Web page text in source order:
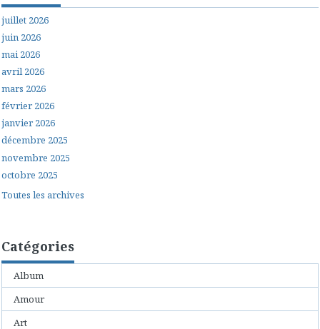
juillet 2026
juin 2026
mai 2026
avril 2026
mars 2026
février 2026
janvier 2026
décembre 2025
novembre 2025
octobre 2025
Toutes les archives
Catégories
Album
Amour
Art